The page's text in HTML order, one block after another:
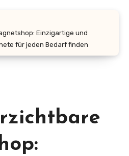
Einzigartige und
für jeden Bedarf finden